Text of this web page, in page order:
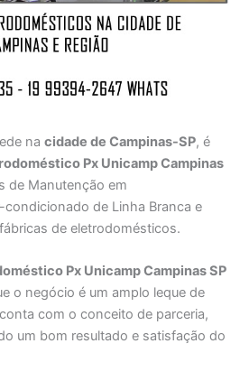
nacidade de Campinas-SP, é
Px Unicamp Campinas
de Manutenção em
de Linha Branca e
de eletrodomésticos.
Px Unicamp Campinas SP
o negócio é um amplo leque de
com o conceito de parceria,
um bom resultado e satisfação do